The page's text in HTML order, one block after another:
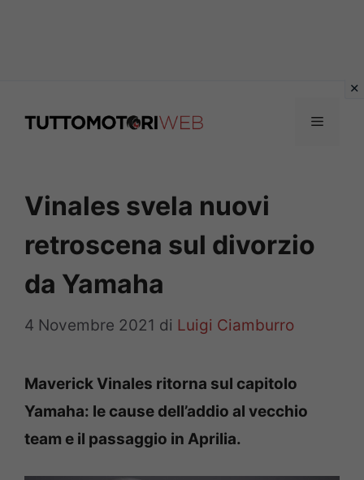
Menu
Vinales svela nuovi
retroscena sul divorzio
da Yamaha
4 Novembre 2021 di Luigi Ciamburro
Maverick Vinales ritorna sul capitolo
Yamaha: le cause dell’addio al vecchio
team e il passaggio in Aprilia.